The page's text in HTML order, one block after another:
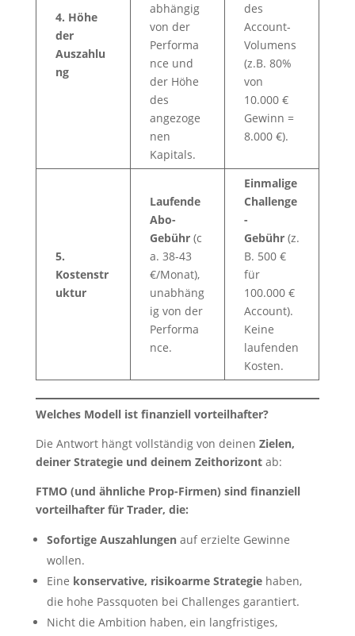
4. Höhe
der
Auszahlu
ng
abhängig
von der
Performa
nce und
der Höhe
des
angezoge
nen
Kapitals.
des
Account-
Volumens
(z.B. 80%
von
10.000 €
Gewinn =
8.000 €).
5.
Kostenstr
uktur
Laufende
Abo-
Gebühr(c
a. 38-43
€/Monat),
unabhäng
ig von der
Performa
nce.
Einmalige
Challenge
-
Gebühr(z.
B. 500 €
für
100.000 €
Account).
Keine
laufenden
Kosten.
Welches Modell ist finanziell vorteilhafter?
Die Antwort hängt vollständig von deinen Zielen,
deiner Strategie und deinem Zeithorizontab:
FTMO (und ähnliche Prop-Firmen) sind finanziell
vorteilhafter für Trader, die:
Sofortige Auszahlungenauf erzielte Gewinne
wollen.
Eine konservative, risikoarme Strategiehaben,
die hohe Passquoten bei Challenges garantiert.
Nicht die Ambition haben, ein langfristiges,